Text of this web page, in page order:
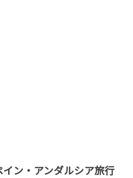
イン・アンダルシア旅行